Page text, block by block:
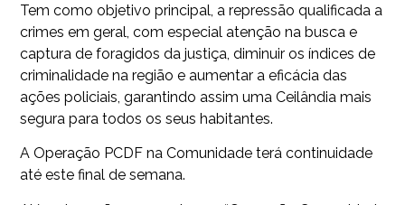
Tem como objetivo principal, a repressão qualificada a
crimes em geral, com especial atenção na busca e
captura de foragidos da justiça, diminuir os índices de
criminalidade na região e aumentar a eficácia das
ações policiais, garantindo assim uma Ceilândia mais
segura para todos os seus habitantes.
A Operação PCDF na Comunidade terá continuidade
até este final de semana.